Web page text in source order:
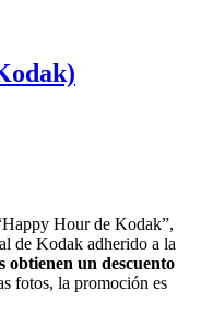
Hour de Kodak”,
de Kodak adherido a la
obtienen un descuento
fotos, la promoción es